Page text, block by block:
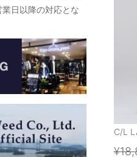
日以降の対応とな
C/L